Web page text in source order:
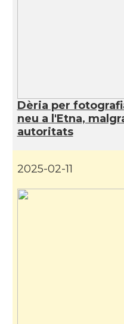
Dèria per
neu a l'Etna,
autoritats
2025-02-11